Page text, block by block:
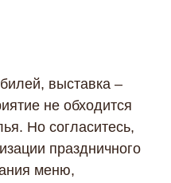
выставка –
не обходится
Но согласитесь,
праздничного
меню,